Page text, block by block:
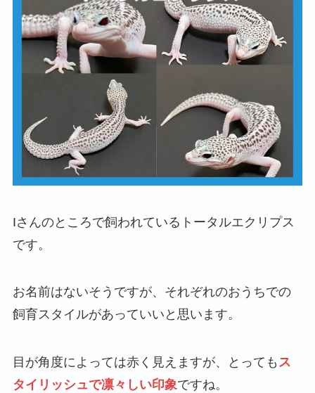
Iさんのところで飼われているトータルエクリプス
です。
お名前はないそうですが、それぞれのおうちでの
飼育スタイルがあっていいと思います。
目が角度によっては赤く見えますが、とっても ス
タイリッシュで凛々しい印象ですね。